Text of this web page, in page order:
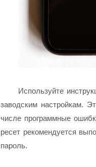
Используйте
заводским настройкам.
числе программные
ресет рекомендуется
пароль.